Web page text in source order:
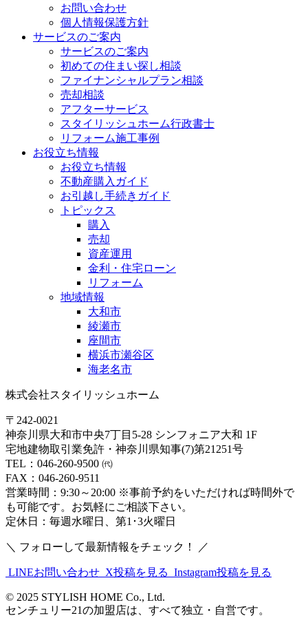
お問い合わせ
個人情報保護方針
サービスのご案内
サービスのご案内
初めての住まい探し相談
ファイナンシャルプラン相談
売却相談
アフターサービス
スタイリッシュホーム行政書士
リフォーム施工事例
お役立ち情報
お役立ち情報
不動産購入ガイド
お引越し手続きガイド
トピックス
購入
売却
資産運用
金利・住宅ローン
リフォーム
地域情報
大和市
綾瀬市
座間市
横浜市瀬谷区
海老名市
株式会社スタイリッシュホーム
〒242-0021
神奈川県大和市中央7丁目5-28 シンフォニア大和 1F
宅地建物取引業免許・神奈川県知事(7)第21251号
TEL：046-260-9500 ㈹
FAX：046-260-9511
営業時間：9:30～20:00 ※事前予約をいただければ時間外で
も可能です。お気軽にご相談下さい。
定休日：毎週水曜日、第1･3火曜日
＼ フォローして最新情報をチェック！ ／
LINEお問い合わせ X投稿を見る Instagram投稿を見る
© 2025 STYLISH HOME Co., Ltd.
センチュリー21の加盟店は、すべて独立・自営です。